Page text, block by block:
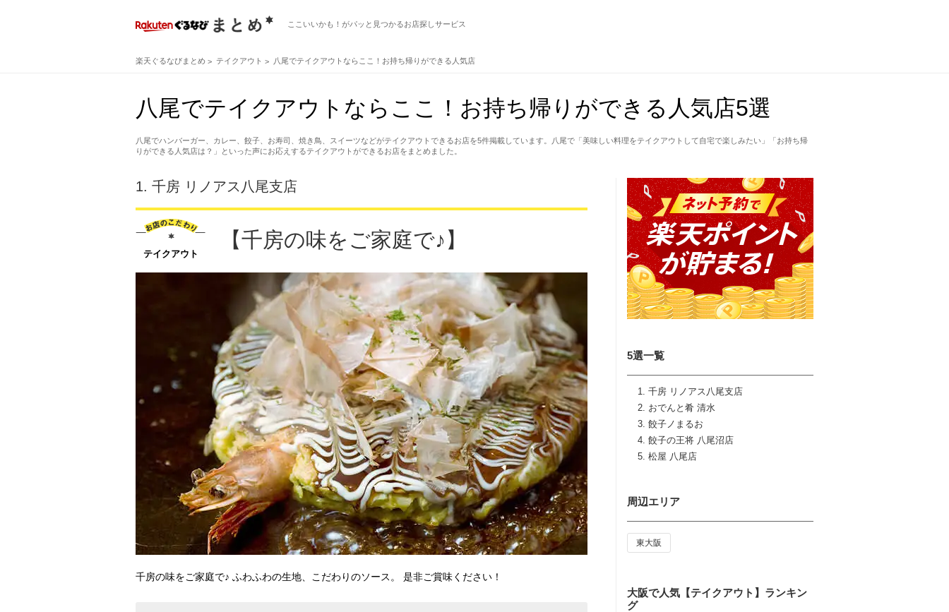
ここいいかも！がパッと見つかるお店探しサービス
楽天ぐるなびまとめ テイクアウト 八尾でテイクアウトならここ！お持ち帰りができる人気店
八尾でテイクアウトならここ！お持ち帰りができる人気店5選
八尾でハンバーガー、カレー、餃子、お寿司、焼き鳥、スイーツなどがテイクアウトできるお店を5件掲載しています。八尾で「美味しい料理をテイクアウトして自宅で楽しみたい」「お持ち帰
りができる人気店は？」といった声にお応えするテイクアウトができるお店をまとめました。
5選一覧
千房 リノアス八尾支店
おでんと肴 清水
餃子ノまるお
餃子の王将 八尾沼店
松屋 八尾店
1. 千房 リノアス八尾支店
テイクアウト
【千房の味をご家庭で♪】
千房の味をご家庭で♪ ふわふわの生地、こだわりのソース。 是非ご賞味ください！
周辺エリア
東大阪
大阪で人気【テイクアウト】ランキン
グ